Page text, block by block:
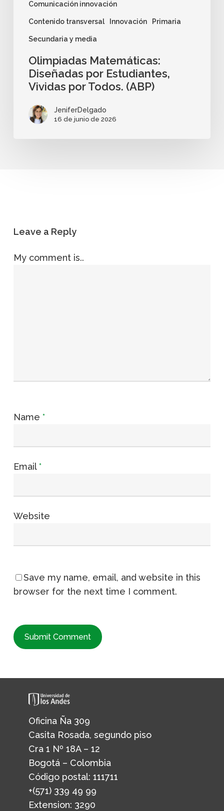
Comunicación innovación
Contenido transversal Innovación Primaria
Secundaria y media
Olimpiadas Matemáticas:
Diseñadas por Estudiantes,
Vividas por Todos. (ABP)
JeniferDelgado
16 de junio de 2026
Leave a Reply
My comment is..
Name *
Email*
Website
Save my name, email, and website in this
browser for the next time I comment.
Oficina Ña 309
Casita Rosada, segundo piso
Cra 1 Nº 18A – 12
Bogotá – Colombia
Código postal: 111711
+(571) 339 49 99
Extension: 3290